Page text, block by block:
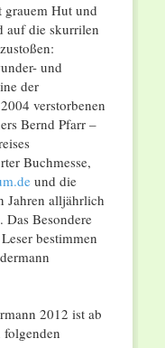
Hut und
auf die skurrilen
und
der
verstorbenen
Bernd Pfarr –
Buchmesse,
und die
Jahren alljährlich
Das Besondere
bestimmen
2012 ist ab